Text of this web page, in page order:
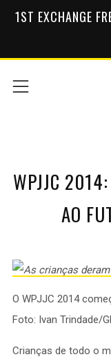
1ST EXCHANGE
Menu
WPJJC
AO
O WPJJC 2014
Foto: Ivan Trindade/
Crianças de todo o